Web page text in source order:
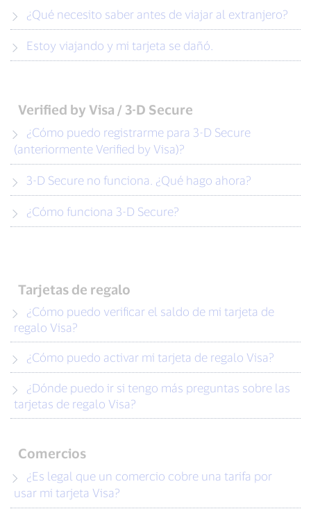
¿Qué necesito saber antes de viajar al extranjero?
Estoy viajando y mi tarjeta se dañó.
Verified by Visa / 3-D Secure
(anteriormente Verified by Visa)?
3-D Secure no funciona. ¿Qué hago ahora?
¿Cómo funciona 3-D Secure?
Tarjetas de regalo
regalo Visa?
¿Cómo puedo activar mi tarjeta de regalo Visa?
tarjetas de regalo Visa?
Comercios
usar mi tarjeta Visa?